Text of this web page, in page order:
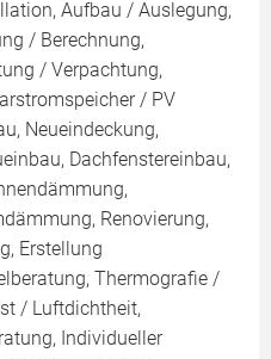
Aufbau / Auslegung,
/ Berechnung,
/ Verpachtung,
/ PV
Neueindeckung,
Dachfenstereinbau,
Renovierung,
Erstellung
Thermografie /
/ Luftdichtheit,
Individueller